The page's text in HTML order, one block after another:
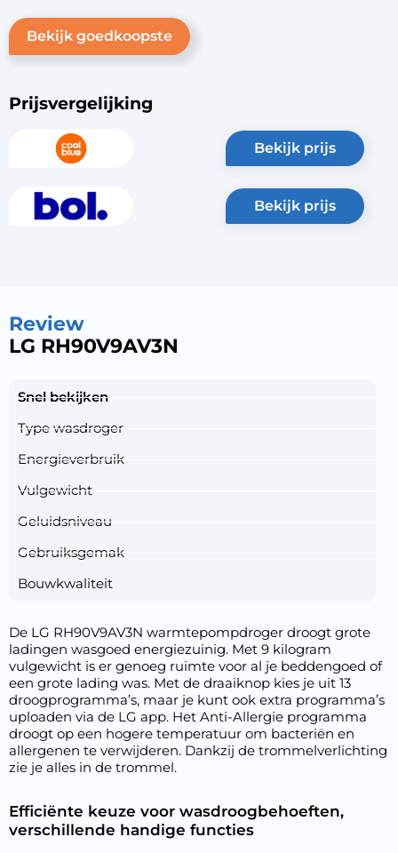
Bekijk goedkoopste
Prijsvergelijking
bekijk prijs
bekijk prijs
Review
LG RH90V9AV3N
Snel bekijken
Type wasdroger
Energieverbruik
Vulgewicht
Geluidsniveau
Gebruiksgemak
Bouwkwaliteit
De LG RH90V9AV3N warmtepompdroger droogt grote
ladingen wasgoed energiezuinig. Met 9 kilogram
vulgewicht is er genoeg ruimte voor al je beddengoed of
een grote lading was. Met de draaiknop kies je uit 13
droogprogramma’s, maar je kunt ook extra programma’s
uploaden via de LG app. Het Anti-Allergie programma
droogt op een hogere temperatuur om bacteriën en
allergenen te verwijderen. Dankzij de trommelverlichting
zie je alles in de trommel.
Efficiënte keuze voor wasdroogbehoeften,
verschillende handige functies